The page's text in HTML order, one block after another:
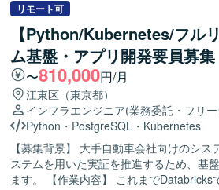
ンボイスやパッキングリストなど輸出入
連絡調整などを行っていただきます。
ボットの簡単な修理・メンテナンス、各
可能性があります。北米への海外出張で
ます。 【求める人物像】 高い英語力を活かして現場の架け橋として活躍したい方を求めていま
す。フットワークが軽く、自主的に考え
知識を活かしながら、幅広い業務範囲に
【ポジションの魅力】 最先端かつ今後の
市場価値を高めることができる環境です
の領域を横断して経験を積むことがで
です。面談時の適性に応じて業務内容が
能です。 【開発環境】 ロボットやハードウェア機器を扱う製造業の現場において、技術資料や
リモート可
【Python/Kubernetes/フル
ム基盤・アプリ開発要員募集
〜810,000円/月
江東区（東京都）
インフラエンジニア(業務委託・フリ
Python ・ PostgreSQL ・ Kubernetes
【募集背景】 大手自動車会社向けのシ
ステムを用いた実証を推進するため、基
ます。 【作業内容】 これまでDatabricksで実施してきたPoCの結果を踏まえ、テストベッド環